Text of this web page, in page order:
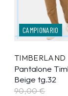
CAMPIONARIO
TIMBERLAND
Pantalone
Beige tg.32
90,00 €